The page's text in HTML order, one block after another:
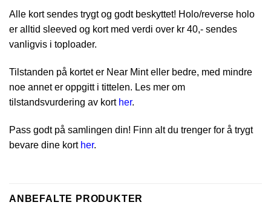
Alle kort sendes trygt og godt beskyttet! Holo/reverse holo
er alltid sleeved og kort med verdi over kr 40,- sendes
vanligvis i toploader.
Tilstanden på kortet er Near Mint eller bedre, med mindre
noe annet er oppgitt i tittelen. Les mer om
tilstandsvurdering av kort her.
Pass godt på samlingen din! Finn alt du trenger for å trygt
bevare dine kort her.
ANBEFALTE PRODUKTER